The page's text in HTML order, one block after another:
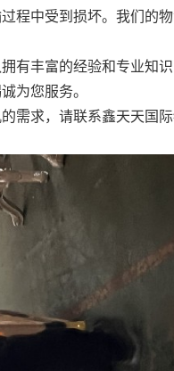
程中受到损坏。我们的
有丰富的经验和专业知
为您服务。
需求，请联系鑫天天国